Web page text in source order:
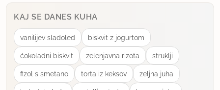
KAJ SE DANES KUHA
vanilijev sladoled biskvit z jogurtom
ćokoladni biskvit zelenjavna rizota struklji
fizol s smetano torta iz keksov zeljna juha